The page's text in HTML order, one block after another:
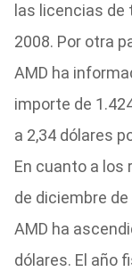
las licencias
2008. Por otra
AMD ha
importe de
a 2,34 dólares
En cuanto a los
de diciembre
AMD ha
dólares. El año